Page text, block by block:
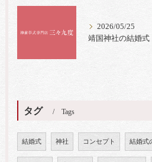
2026/05/25
靖国神社の結婚式
タグ Tags
結婚式 神社 コンセプト 結婚式